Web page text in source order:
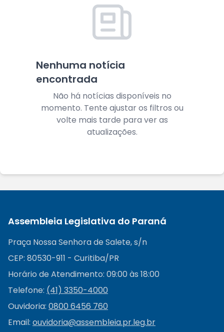
Nenhuma notícia
encontrada
Não há notícias disponíveis no
momento. Tente ajustar os filtros ou
volte mais tarde para ver as
atualizações.
Assembleia Legislativa do Paraná
Praça Nossa Senhora de Salete, s/n
CEP: 80530-911 - Curitiba/PR
Horário de Atendimento: 09:00 às 18:00
Telefone: (41) 3350-4000
Ouvidoria: 0800 6456 760
Email: ouvidoria@assembleia.pr.leg.br